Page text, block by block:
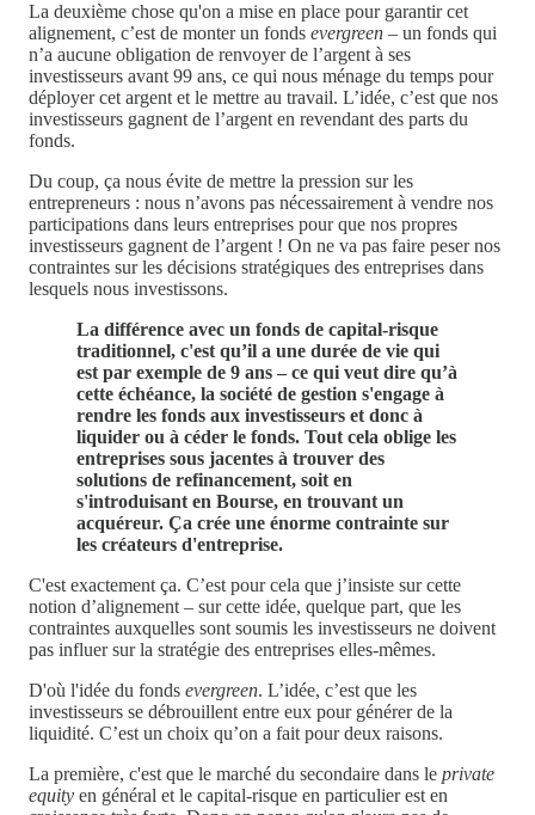
La deuxième chose qu'on a mise en place pour garantir cet
alignement, c’est de monter un fonds evergreen – un fonds qui
n’a aucune obligation de renvoyer de l’argent à ses
investisseurs avant 99 ans, ce qui nous ménage du temps pour
déployer cet argent et le mettre au travail. L’idée, c’est que nos
investisseurs gagnent de l’argent en revendant des parts du
fonds.
Du coup, ça nous évite de mettre la pression sur les
entrepreneurs : nous n’avons pas nécessairement à vendre nos
participations dans leurs entreprises pour que nos propres
investisseurs gagnent de l’argent ! On ne va pas faire peser nos
contraintes sur les décisions stratégiques des entreprises dans
lesquels nous investissons.
La différence avec un fonds de capital-risque
traditionnel, c'est qu’il a une durée de vie qui
est par exemple de 9 ans – ce qui veut dire qu’à
cette échéance, la société de gestion s'engage à
rendre les fonds aux investisseurs et donc à
liquider ou à céder le fonds. Tout cela oblige les
entreprises sous jacentes à trouver des
solutions de refinancement, soit en
s'introduisant en Bourse, en trouvant un
acquéreur. Ça crée une énorme contrainte sur
les créateurs d'entreprise.
C'est exactement ça. C’est pour cela que j’insiste sur cette
notion d’alignement – sur cette idée, quelque part, que les
contraintes auxquelles sont soumis les investisseurs ne doivent
pas influer sur la stratégie des entreprises elles-mêmes.
D'où l'idée du fonds evergreen. L’idée, c’est que les
investisseurs se débrouillent entre eux pour générer de la
liquidité. C’est un choix qu’on a fait pour deux raisons.
La première, c'est que le marché du secondaire dans le private
equity en général et le capital-risque en particulier est en